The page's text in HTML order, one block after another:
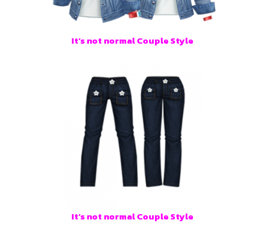
It’s not normal Couple Style
It’s not normal Couple Style